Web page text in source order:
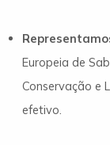
Europeia de
Conservação e
efetivo.